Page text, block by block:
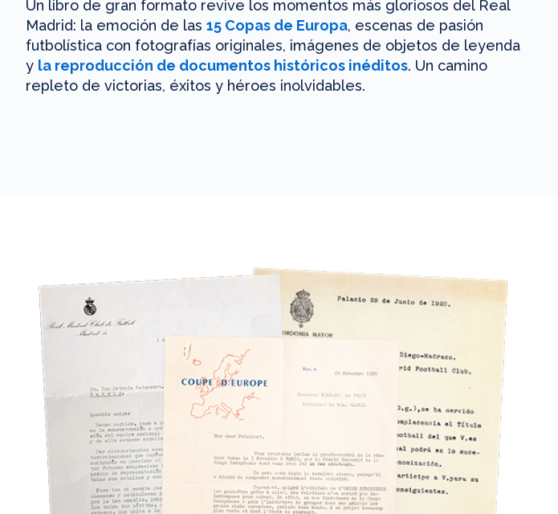
Un libro de gran formato revive los momentos más gloriosos del Real
Madrid: la emoción de las 15 Copas de Europa, escenas de pasión
futbolística con fotografías originales, imágenes de objetos de leyenda
y la reproducción de documentos históricos inéditos. Un camino
repleto de victorias, éxitos y héroes inolvidables.